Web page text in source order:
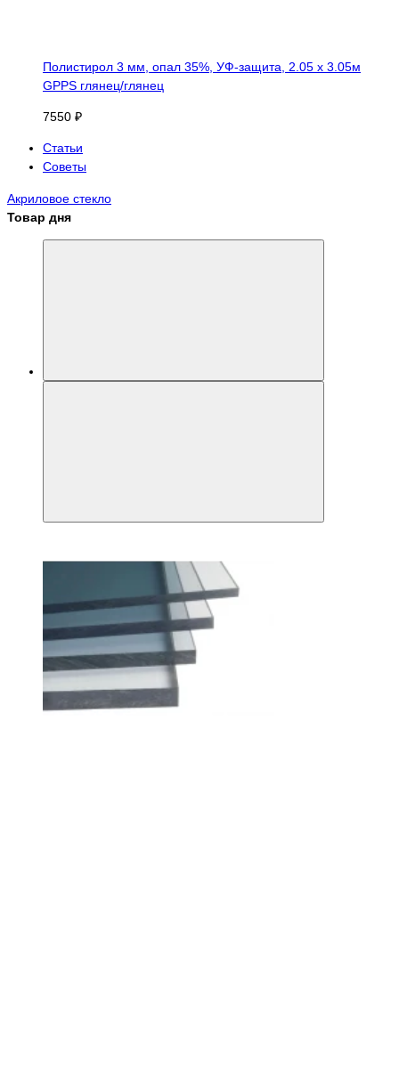
Полистирол 3 мм, опал 35%, УФ-защита, 2.05 х 3.05м
GPPS глянец/глянец
7550 ₽
Статьи
Советы
Акриловое стекло
Товар дня